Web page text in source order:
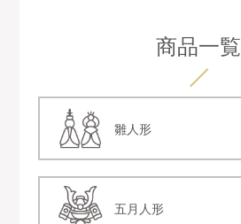
商品一覧
雛人形
五月人形